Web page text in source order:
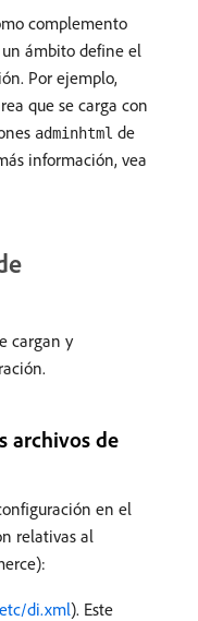
complemento
ámbito define el
Por ejemplo,
que se carga con
adminhtml de
información, vea
cargan y
archivos de
en el
relativas al
di.xml). Este